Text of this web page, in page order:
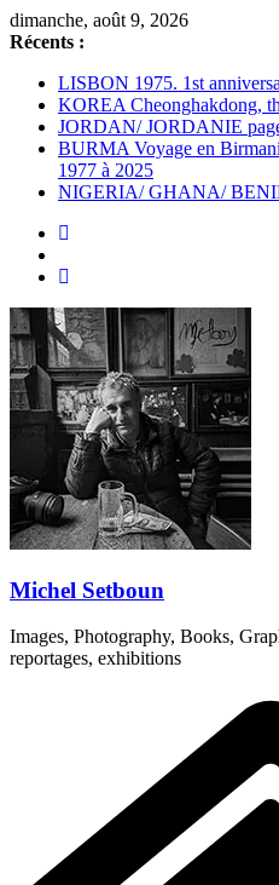
Passer
au
dimanche, août 9, 2026
Récents :
LISBON 1975. 1st
KOREA Cheonghakdong,
JORDAN/ JORDANIE
BURMA Voyage en
1977 à 2025
NIGERIA/ GHANA/
Michel Setboun
Images, Photography, Books,
reportages, exhibitions